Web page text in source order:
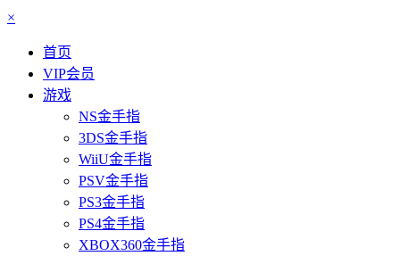
×
首页
VIP会员
游戏
NS金手指
3DS金手指
WiiU金手指
PSV金手指
PS3金手指
PS4金手指
XBOX360金手指